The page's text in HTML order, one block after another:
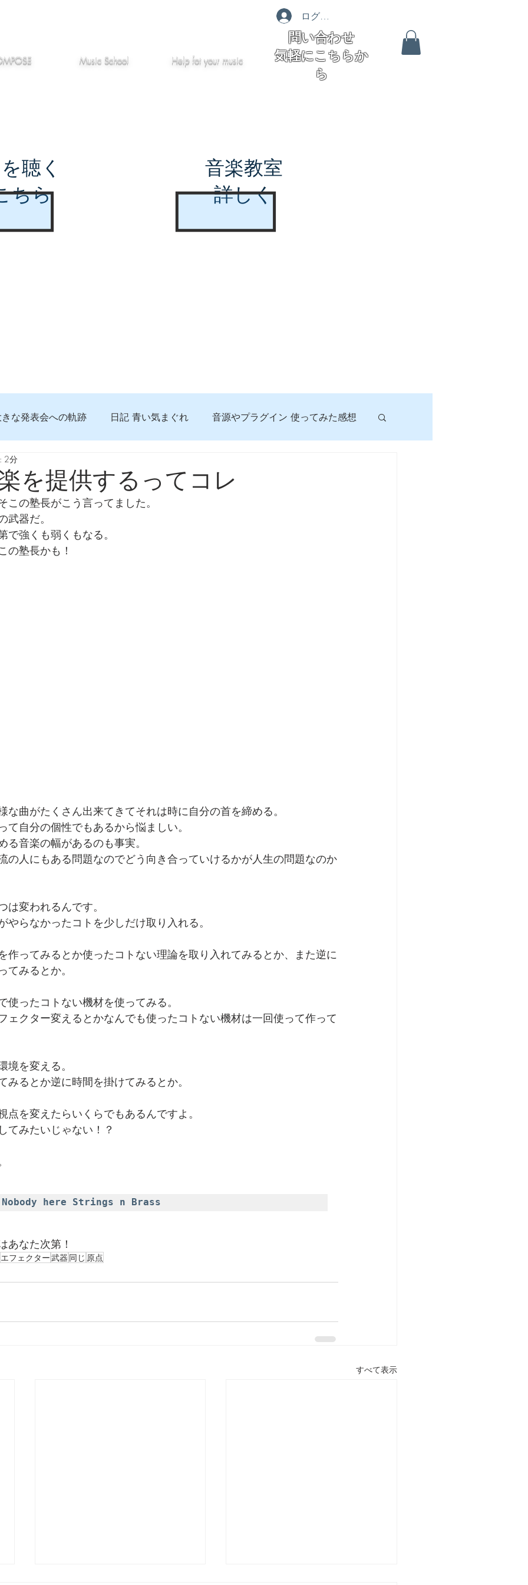
Music School Helpfot your music
ログイン
問い合わせ
気軽にこちらか
ら
聴く
ちら
音楽教室
詳しく
な発表会への軌跡 日記 青い気まぐれ 音源やプラグイン 使ってみた感想
っておきたいコト
食べんじーの美味しい記事
たドキュメンタリー、二つの舞台裏
を提供するってコレ
2分
この塾長がこう言ってました。
器だ。
強くも弱くもなる。
の塾長かも！
な曲がたくさん出来てきてそれは時に自分の首を締める。
て自分の個性でもあるから悩ましい。
る音楽の幅があるのも事実。
の人にもある問題なのでどう向き合っていけるかが人生の問題なのか
変われるんです。
やらなかったコトを少しだけ取り入れる。
作ってみるとか使ったコトない理論を取り入れてみるとか、また逆に
てみるとか。
使ったコトない機材を使ってみる。
ェクター変えるとかなんでも使ったコトない機材は一回使って作って
境を変える。
みるとか逆に時間を掛けてみるとか。
点を変えたらいくらでもあるんですよ。
てみたいじゃない！？
Nobody here Strings n Brass
あなた次第！
エフェクター武器 同じ 原点
すべて表示